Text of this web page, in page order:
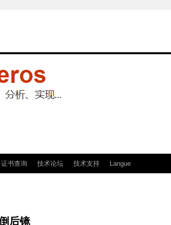
证书查询 技术论坛 技术支持 Langue
后镜